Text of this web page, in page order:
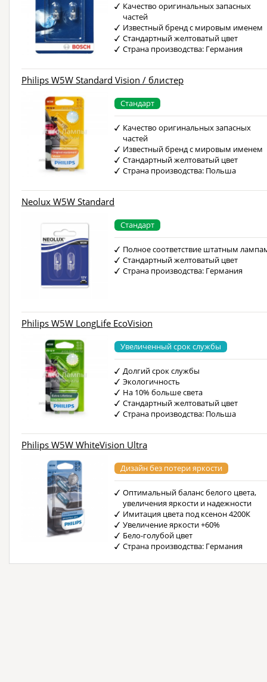
Качество оригинальных запасных
частей
Известный бренд с мировым именем
Стандартный желтоватый цвет
Страна производства: Германия
Philips W5W Standard Vision / блистер
Стандарт
Качество оригинальных запасных
частей
Известный бренд с мировым именем
Стандартный желтоватый цвет
Страна производства: Польша
Neolux W5W Standard
Стандарт
Полное соответствие штатным
Стандартный желтоватый цвет
Страна производства: Германия
Philips W5W LongLife EcoVision
Увеличенный срок службы
Долгий срок службы
Экологичность
На 10% больше света
Стандартный желтоватый цвет
Страна производства: Польша
Philips W5W WhiteVision Ultra
Дизайн без потери яркости
Оптимальный баланс белого цвета,
увеличения яркости и надежности
Имитация цвета под ксенон 4200К
Увеличение яркости +60%
Бело-голубой цвет
Страна производства: Германия